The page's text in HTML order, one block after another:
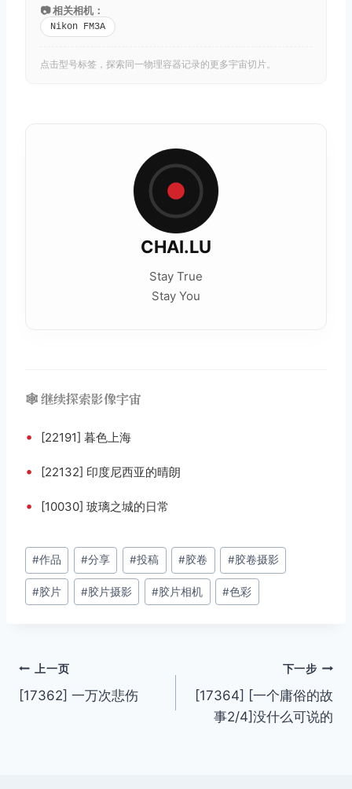
📷 相关相机：
Nikon FM3A
点击型号标签，探索同一物理容器记录的更多宇宙切片。
CHAI.LU
Stay True
Stay You
🕸️ 继续探索影像宇宙
• [22191] 暮色上海
• [22132] 印度尼西亚的晴朗
• [10030] 玻璃之城的日常
文
章
标
#作品 #分享 #投稿 #胶卷 #胶卷摄影
#胶片 #胶片摄影 #胶片相机 #色彩
文
章
上一页
[17362] 一万次悲伤
下一步
[17364] [一个庸俗的故
事2/4]没什么可说的